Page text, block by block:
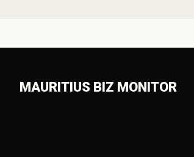
MAURITIUS BIZ MONITOR